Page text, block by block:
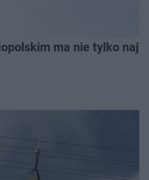
ma nie tylko